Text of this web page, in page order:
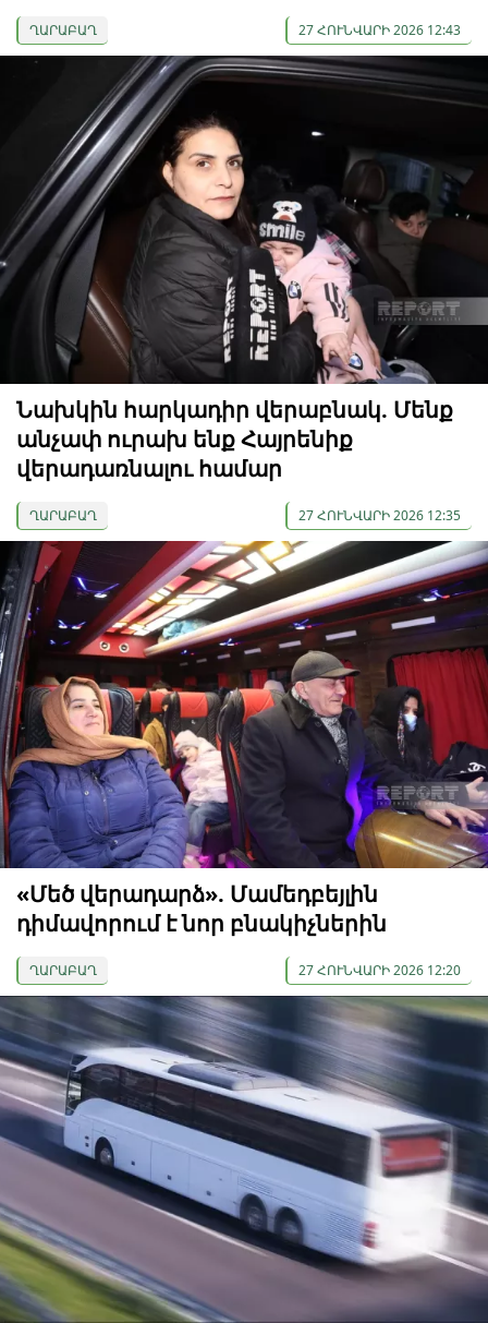
ՂԱՐԱԲԱՂ 27 ՀՈՒՆՎԱՐԻ 2026 12:43
Նախկին հարկադիր վերաբնակ. Մենք
անչափ ուրախ ենք Հայրենիք
վերադառնալու համար
ՂԱՐԱԲԱՂ 27 ՀՈՒՆՎԱՐԻ 2026 12:35
«Մեծ վերադարձ». Մամեդբեյլին
դիմավորում է նոր բնակիչներին
ՂԱՐԱԲԱՂ 27 ՀՈՒՆՎԱՐԻ 2026 12:20